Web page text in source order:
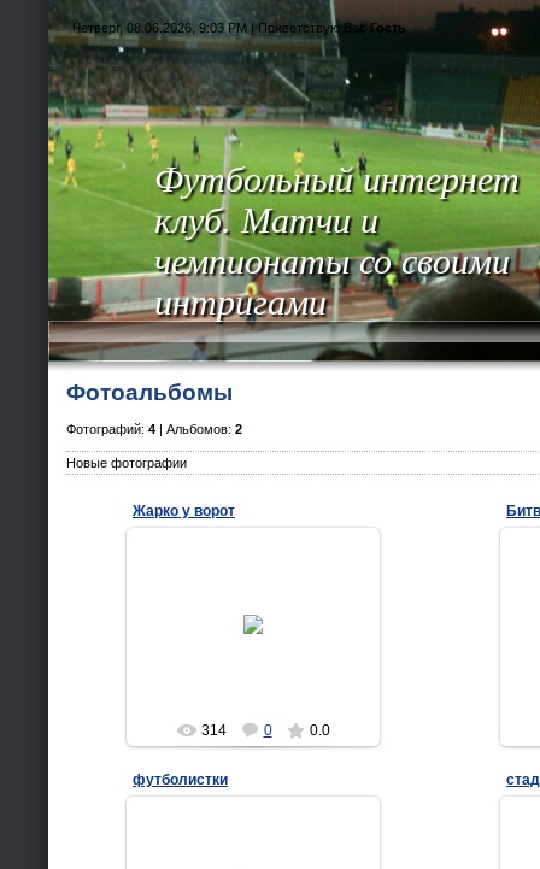
Четверг, 08.06.2026, 9:03 PM | Приветствую Вас Гость
Футбольный интернет
клуб. Матчи и
чемпионаты со своими
интригами
Фотоальбомы
Фотографий: 4 | Альбомов: 2
Новые фотографии
Жарко у ворот
314 0 0.0
футболистки